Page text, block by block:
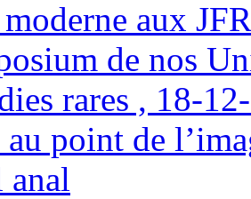
aux
de nos
rares , 18-
point de
anal